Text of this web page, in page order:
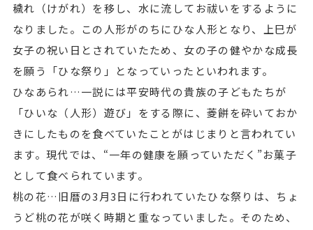
穢れ（けがれ）を移し、水に流してお祓いをするように
なりました。この人形がのちにひな人形となり、上巳が
女子の祝い日とされていたため、女の子の健やかな成長
を願う「ひな祭り」となっていったといわれます。
ひなあられ…一説には平安時代の貴族の子どもたちが
「ひいな（人形）遊び」をする際に、菱餅を砕いておか
きにしたものを食べていたことがはじまりと言われてい
ます。現代では、“一年の健康を願っていただく”お菓子
として食べられています。
桃の花…旧暦の3月3日に行われていたひな祭りは、ちょ
うど桃の花が咲く時期と重なっていました。そのため、